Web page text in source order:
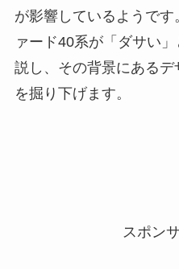
が影響しているようで
ァード40系が「ダサい
説し、その背景にある
を掘り下げます。
スポン